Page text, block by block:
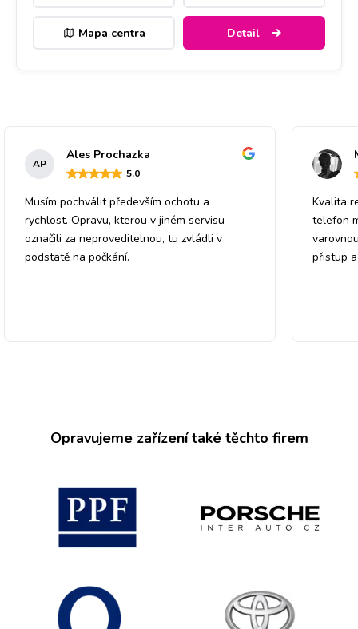
Mapa centra Detail
AP
Ales Prochazka
5.0
Musím pochválit především ochotu a
rychlost. Opravu, kterou v jiném servisu
označili za neproveditelnou, tu zvládli v
podstatě na počkání.
Kvalita
telefon
přistup
Opravujeme zařízení také těchto firem